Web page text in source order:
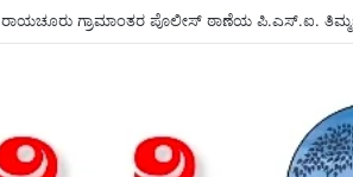
ರಾಯಚೂರು ಗ್ರಾಮಾಂತರ ಪೊಲೀಸ್ ಠಾಣೆಯ ಪಿ.ಎಸ್.ಐ.